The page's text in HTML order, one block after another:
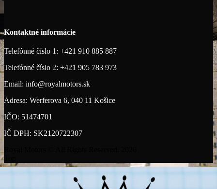
Kontaktné informácie
Telefónné číslo 1: +421 910 885 887
Telefónné číslo 2: +421 905 783 973
Email: info@royalmotors.sk
Adresa: Werferova 6, 040 11 Košice
IČO: 51474701
IČ DPH: SK2120722307